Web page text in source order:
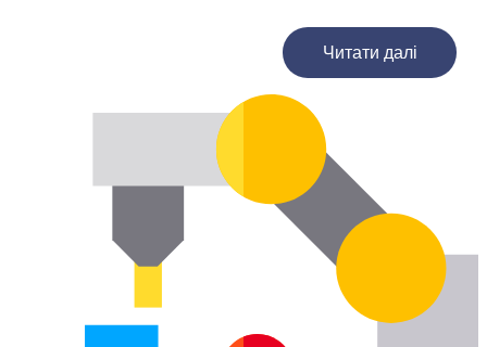
Читати далі